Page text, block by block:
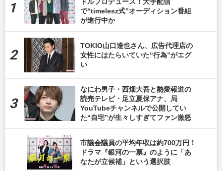
で“timelesz式”オーディション番組
が進行中か
TOKIO山口達也さん、広告代理店の
女性にはたらいていた“行為”がエグ
い
なにわ男子・西畑大吾と熱愛報道の
読売テレビ・足立夏保アナ、局
YouTubeチャンネルで公開してい
た“自宅”が生々しすぎてファン激怒
市議会議員の平均年収は約700万円！
ドラマ『銀河の一票』のように「あ
なたが立候補」という選択肢